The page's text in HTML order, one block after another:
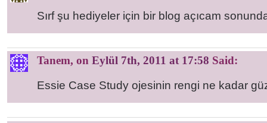
Sırf şu hediyeler için bir blog açıcam
Tanem, on Eylül 7th, 2011 at 17:58 Said:
Essie Case Study ojesinin rengi ne kadar